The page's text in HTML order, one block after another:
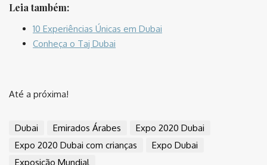
Leia também:
10 Experiências Únicas em Dubai
Conheça o Taj Dubai
Até a próxima!
Dubai Emirados Árabes
Expo 2020 Dubai
Expo 2020 Dubai com crianças
Expo Dubai
Exposição Mundial